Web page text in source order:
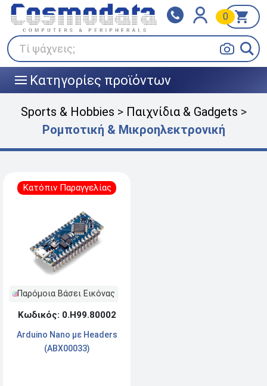
Τί ψάχνεις;
0
||| Κατηγορίες προϊόντων
Klarna
Πληρώστε σε 3
άτοκες δόσεις
BOX NOW
Sports & Hobbies > Παιχνίδια & Gadgets >
Ρομποτική & Μικροηλεκτρονική
Κατόπιν Παραγγελίας
Παρόμοια Βάσει Εικόνας
Κωδικός: 0.Η99.80002
Arduino Nano με Headers
(ABX00033)